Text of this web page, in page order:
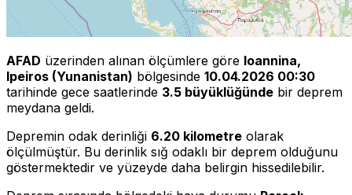
AFAD üzerinden alınan ölçümlere göre Ioannina,
Ipeiros (Yunanistan) bölgesinde 10.04.2026 00:30
tarihinde gece saatlerinde 3.5 büyüklüğünde bir deprem
meydana geldi.
Depremin odak derinliği 6.20 kilometre olarak
ölçülmüştür. Bu derinlik sığ odaklı bir deprem olduğunu
göstermektedir ve yüzeyde daha belirgin hissedilebilir.